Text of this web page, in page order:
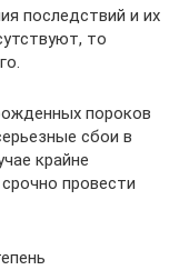
последствий и их
то
пороков
сбои в
крайне
провести